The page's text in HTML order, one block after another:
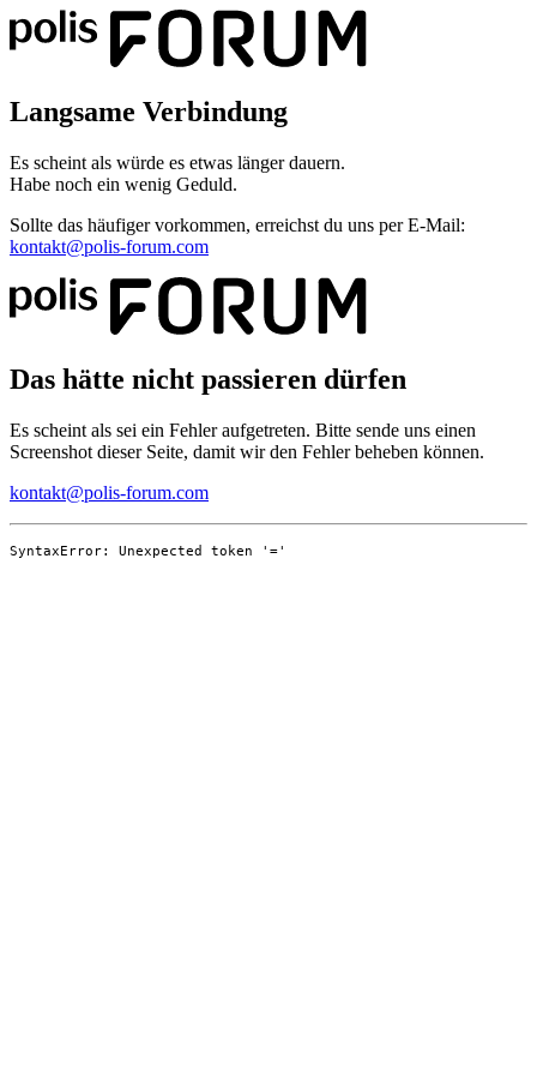
Langsame Verbindung
Es scheint als würde es etwas länger dauern.
Habe noch ein wenig Geduld.
Sollte das häufiger vorkommen, erreichst du uns per E-Mail:
kontakt@polis-forum.com
Das hätte nicht passieren dürfen
Es scheint als sei ein Fehler aufgetreten. Bitte sende uns einen
Screenshot dieser Seite, damit wir den Fehler beheben können.
kontakt@polis-forum.com
SyntaxError: Unexpected token '='